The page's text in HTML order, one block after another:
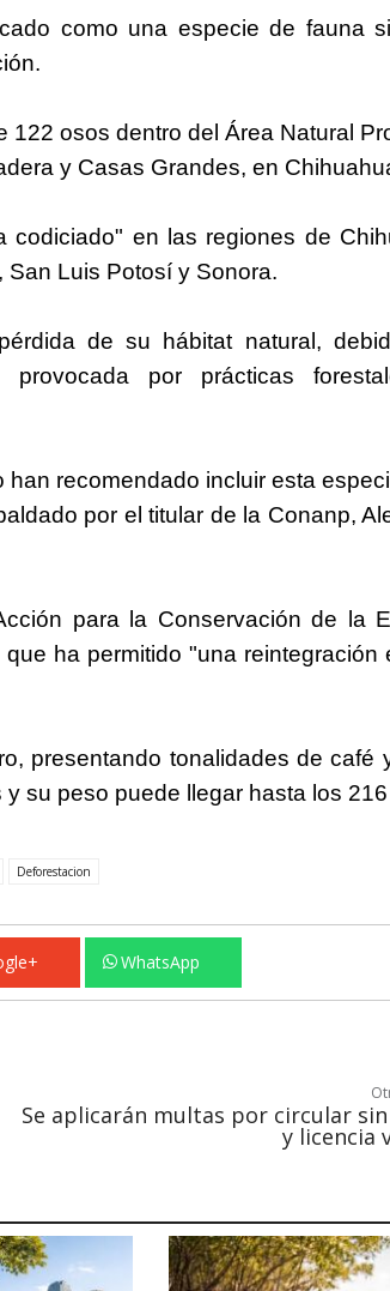
como una especie de fauna
osos dentro del Área Natural
y Casas Grandes, en
en las regiones de
Luis Potosí y Sonora.
de su hábitat natural,
provocada por prácticas
recomendado incluir esta
por el titular de la Conanp,
para la Conservación de la
ha permitido "una reintegración
presentando tonalidades de café
su peso puede llegar hasta los
Deforestacion
WhatsApp
Se aplicarán multas por circular
y licencia